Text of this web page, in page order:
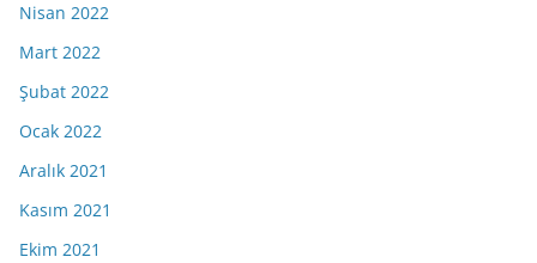
Nisan 2022
Mart 2022
Şubat 2022
Ocak 2022
Aralık 2021
Kasım 2021
Ekim 2021